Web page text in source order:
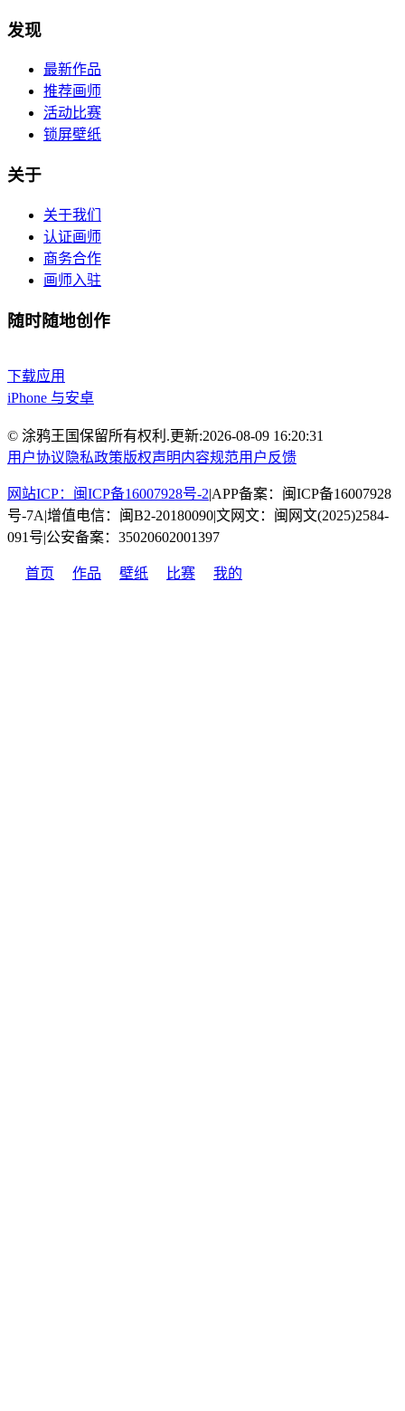
发现
最新作品
推荐画师
活动比赛
锁屏壁纸
关于
关于我们
认证画师
商务合作
画师入驻
随时随地创作
下载应用
iPhone 与安卓
© 涂鸦王国保留所有权利.更新:2026-08-09 16:20:31
用户协议 隐私政策版权声明内容规范用户反馈
网站ICP：闽ICP备16007928号-2|APP备案：闽ICP备16007928
号-7A|增值电信：闽B2-20180090|文网文：闽网文(2025)2584-
091号|公安备案：35020602001397
首页 作品 壁纸 比赛 我的